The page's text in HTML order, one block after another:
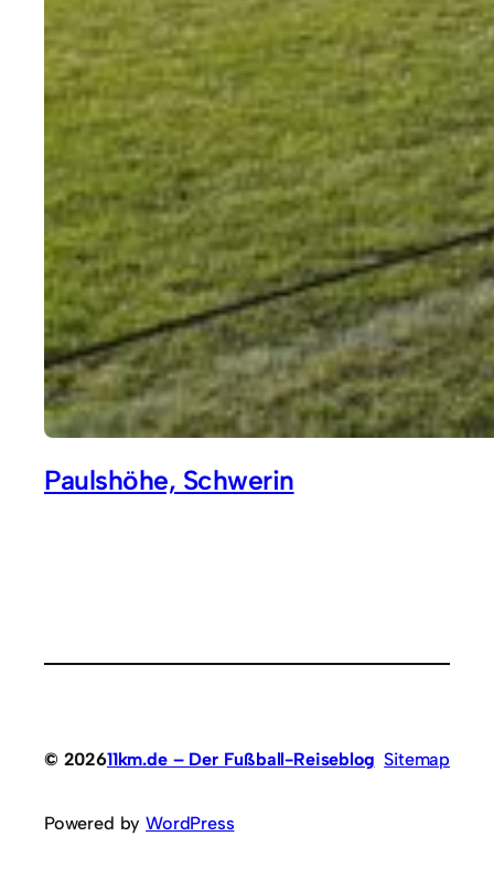
Paulshöhe, Schwerin
© 202611km.de – Der Fußball-Reiseblog Sitemap
Powered byWordPress